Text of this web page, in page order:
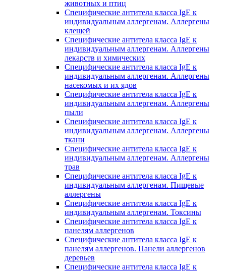
животных и птиц
Специфические антитела класса IgE к
индивидуальным аллергенам. Аллергены
клещей
Специфические антитела класса IgE к
индивидуальным аллергенам. Аллергены
лекарств и химических
Специфические антитела класса IgE к
индивидуальным аллергенам. Аллергены
насекомых и их ядов
Специфические антитела класса IgE к
индивидуальным аллергенам. Аллергены
пыли
Специфические антитела класса IgE к
индивидуальным аллергенам. Аллергены
ткани
Специфические антитела класса IgE к
индивидуальным аллергенам. Аллергены
трав
Специфические антитела класса IgE к
индивидуальным аллергенам. Пищевые
аллергены
Специфические антитела класса IgE к
индивидуальным аллергенам. Токсины
Специфические антитела класса IgE к
панелям аллергенов
Специфические антитела класса IgE к
панелям аллергенов. Панели аллергенов
деревьев
Специфические антитела класса IgE к